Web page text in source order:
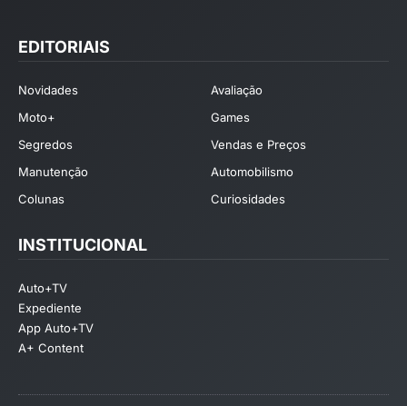
EDITORIAIS
Novidades
Avaliação
Moto+
Games
Segredos
Vendas e Preços
Manutenção
Automobilismo
Colunas
Curiosidades
INSTITUCIONAL
Auto+TV
Expediente
App Auto+TV
A+ Content